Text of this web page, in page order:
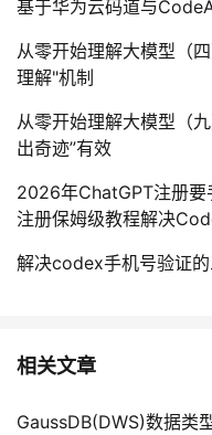
基于华为云码道与
从零开始理解大模型（
理解"机制
从零开始理解大模型（
出奇迹”有效
2026年ChatGPT注册要
注册保姆级教程解决
解决codex手机号验证的
相关文章
GaussDB(DWS)数据类